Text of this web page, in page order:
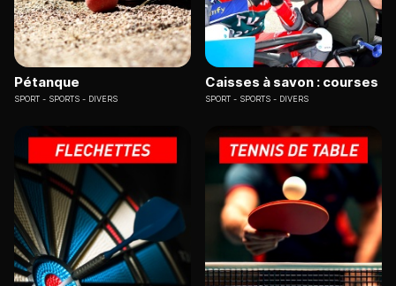
Pétanque
SPORT SPORTS - DIVERS
Caisses à savon : courses
SPORT SPORTS - DIVERS